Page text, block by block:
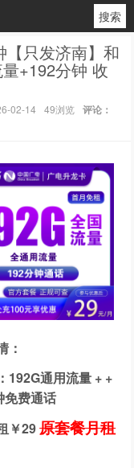
搜索
【只发济南】和
+192分钟 收
02-14 49浏览 评论：
：
192G通用流量 + +
免费通话
￥29原套餐月租